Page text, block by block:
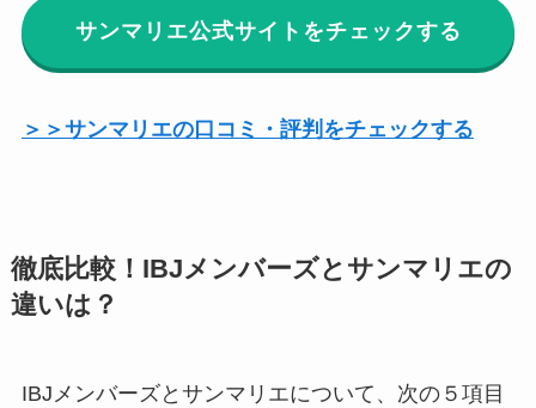
サンマリエ公式サイトをチェックする
＞＞サンマリエの口コミ・評判をチェックする
徹底比較！IBJメンバーズとサンマリエの
違いは？
IBJメンバーズとサンマリエについて、次の５項目